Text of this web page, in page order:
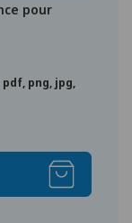
pour
pdf, png, jpg,